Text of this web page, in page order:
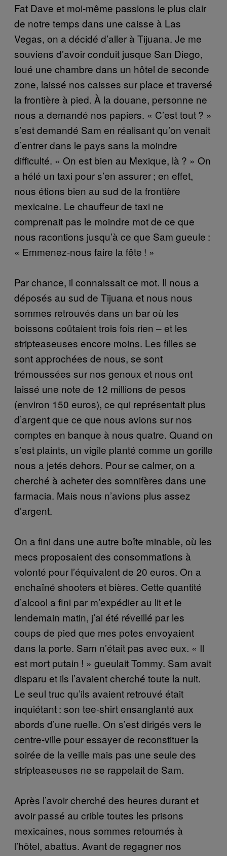
Fat Dave et moi-même passions le plus clair
de notre temps dans une caisse à Las
Vegas, on a décidé d’aller à Tijuana. Je me
souviens d’avoir conduit jusque San Diego,
loué une chambre dans un hôtel de seconde
zone, laissé nos caisses sur place et traversé
la frontière à pied. À la douane, personne ne
nous a demandé nos papiers. « C’est tout ? »
s’est demandé Sam en réalisant qu’on venait
d’entrer dans le pays sans la moindre
difficulté. « On est bien au Mexique, là ? » On
a hélé un taxi pour s’en assurer ; en effet,
nous étions bien au sud de la frontière
mexicaine. Le chauffeur de taxi ne
comprenait pas le moindre mot de ce que
nous racontions jusqu’à ce que Sam gueule :
« Emmenez-nous faire la fête ! »
Par chance, il connaissait ce mot. Il nous a
déposés au sud de Tijuana et nous nous
sommes retrouvés dans un bar où les
boissons coûtaient trois fois rien – et les
stripteaseuses encore moins. Les filles se
sont approchées de nous, se sont
trémoussées sur nos genoux et nous ont
laissé une note de 12 millions de pesos
(environ 150 euros), ce qui représentait plus
d’argent que ce que nous avions sur nos
comptes en banque à nous quatre. Quand on
s’est plaints, un vigile planté comme un gorille
nous a jetés dehors. Pour se calmer, on a
cherché à acheter des somnifères dans une
farmacia. Mais nous n’avions plus assez
d’argent.
On a fini dans une autre boîte minable, où les
mecs proposaient des consommations à
volonté pour l’équivalent de 20 euros. On a
enchaîné shooters et bières. Cette quantité
d’alcool a fini par m’expédier au lit et le
lendemain matin, j’ai été réveillé par les
coups de pied que mes potes envoyaient
dans la porte. Sam n’était pas avec eux. « Il
est mort putain ! » gueulait Tommy. Sam avait
disparu et ils l’avaient cherché toute la nuit.
Le seul truc qu’ils avaient retrouvé était
inquiétant : son tee-shirt ensanglanté aux
abords d’une ruelle. On s’est dirigés vers le
centre-ville pour essayer de reconstituer la
soirée de la veille mais pas une seule des
stripteaseuses ne se rappelait de Sam.
Après l’avoir cherché des heures durant et
avoir passé au crible toutes les prisons
mexicaines, nous sommes retournés à
l’hôtel, abattus. Avant de regagner nos